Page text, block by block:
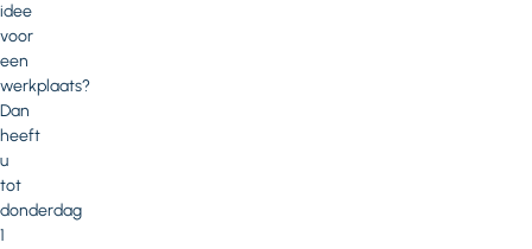
idee
voor
een
werkplaats?
Dan
heeft
u
tot
donderdag
1